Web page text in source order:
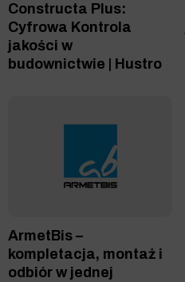
Constructa Plus:
Cyfrowa Kontrola
jakości w
budownictwie | Hustro
ArmetBis –
kompletacja, montaż i
odbiór w jednej